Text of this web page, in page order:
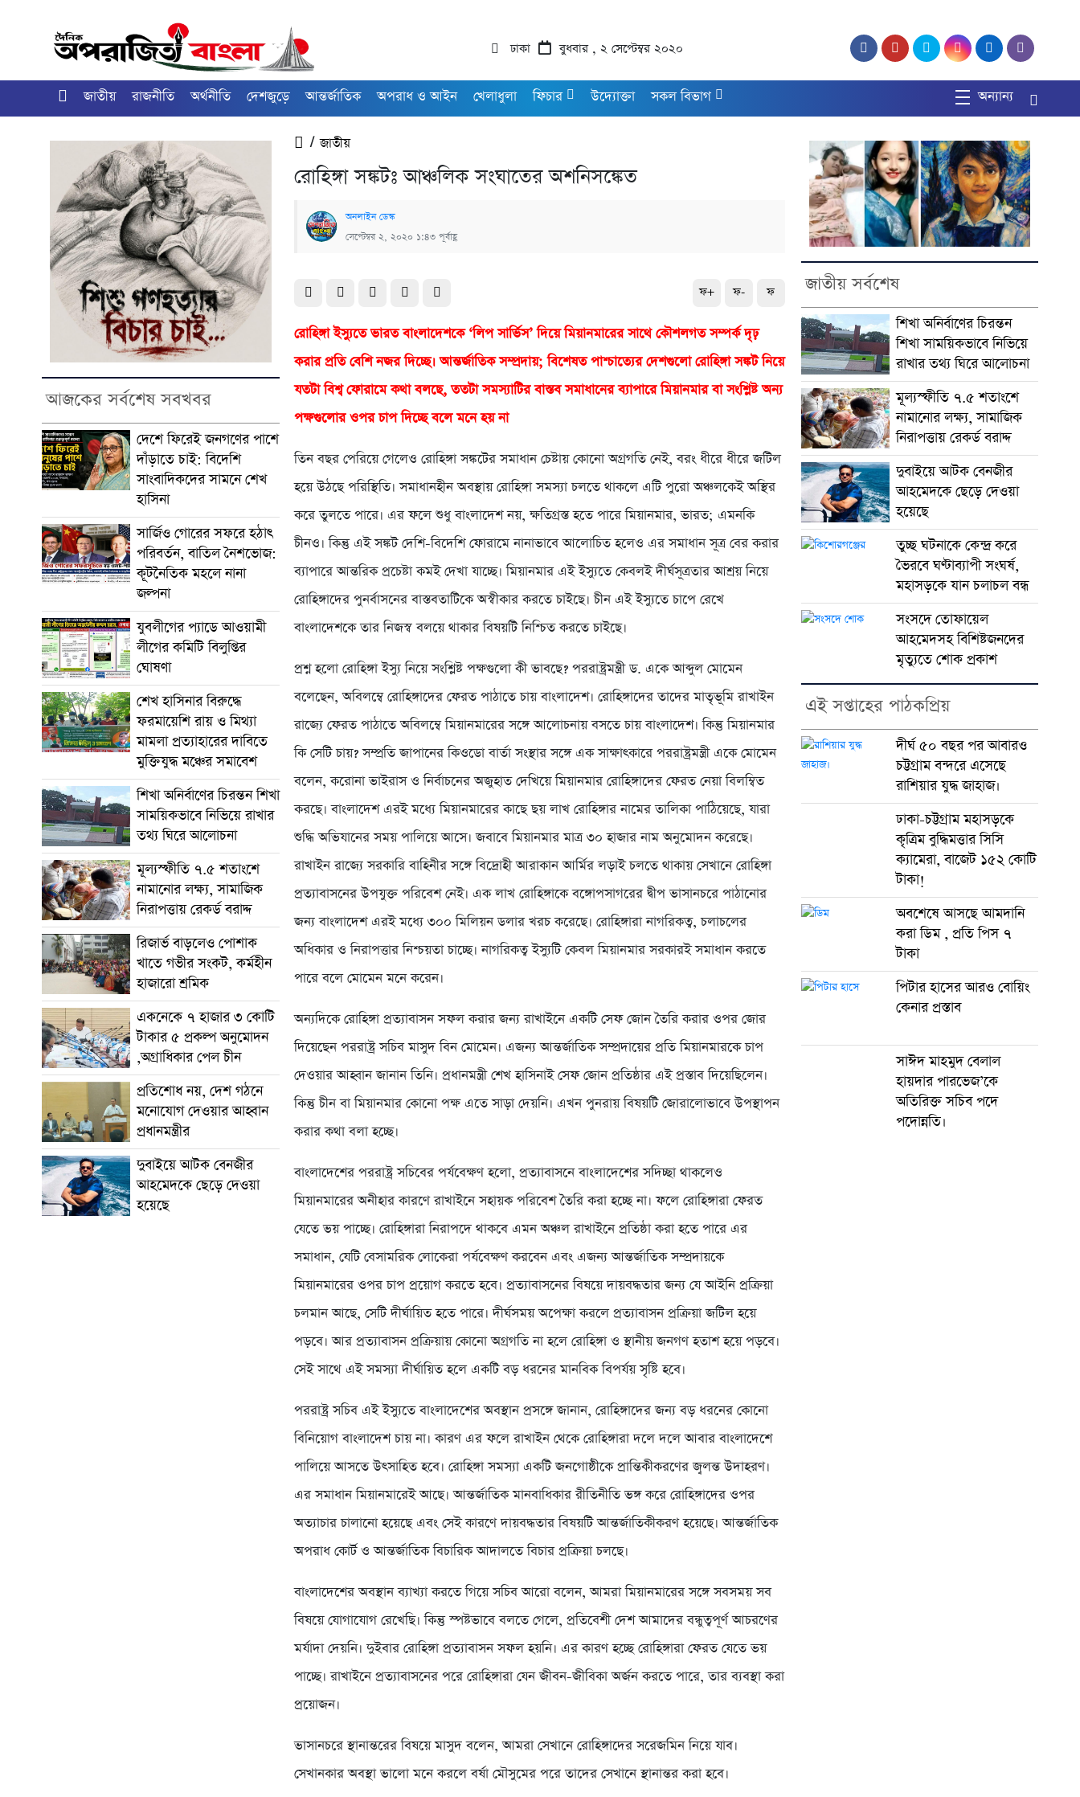
ঢাকা বুধবার , ২ সেপ্টেম্বর ২০২০
জাতীয় রাজনীতি অর্থনীতি দেশজুড়ে আন্তর্জাতিক অপরাধ ও আইন খেলাধুলা ফিচার উদ্যোক্তা সকল বিভাগ অন্যান্য
আজকের সর্বশেষ সবখবর
দেশে ফিরেই জনগণের পাশে
দাঁড়াতে চাই: বিদেশি
সাংবাদিকদের সামনে শেখ
হাসিনা
সার্জিও গোরের সফরে হঠাৎ
পরিবর্তন, বাতিল নৈশভোজ:
কূটনৈতিক মহলে নানা
জল্পনা
যুবলীগের প্যাডে আওয়ামী
লীগের কমিটি বিলুপ্তির
ঘোষণা
শেখ হাসিনার বিরুদ্ধে
ফরমায়েশি রায় ও মিথ্যা
মামলা প্রত্যাহারের দাবিতে
মুক্তিযুদ্ধ মঞ্চের সমাবেশ
শিখা অনির্বাণের চিরন্তন শিখা
সাময়িকভাবে নিভিয়ে রাখার
তথ্য ঘিরে আলোচনা
মূল্যস্ফীতি ৭.৫ শতাংশে
নামানোর লক্ষ্য, সামাজিক
নিরাপত্তায় রেকর্ড বরাদ্দ
রিজার্ভ বাড়লেও পোশাক
খাতে গভীর সংকট, কর্মহীন
হাজারো শ্রমিক
একনেকে ৭ হাজার ৩ কোটি
টাকার ৫ প্রকল্প অনুমোদন
,অগ্রাধিকার পেল চীন
প্রতিশোধ নয়, দেশ গঠনে
মনোযোগ দেওয়ার আহ্বান
প্রধানমন্ত্রীর
দুবাইয়ে আটক বেনজীর
আহমেদকে ছেড়ে দেওয়া
হয়েছে
/জাতীয়
রোহিঙ্গা সঙ্কটঃ আঞ্চলিক সংঘাতের অশনিসঙ্কেত
অনলাইন ডেস্ক
সেপ্টেম্বর ২, ২০২০ ১:৪৩ পূর্বাহ্ণ
ফ+ ফ- ফ
রো‌হিঙ্গা ইস্যু‌তে ভারত বাংলাদেশকে ‘লিপ সার্ভিস’ দিয়ে মিয়ানমারের সাথে কৌশলগত সম্পর্ক দৃঢ়
করার প্রতি বেশি নজর দিচ্ছে। আন্তর্জাতিক সম্প্রদায়; বিশেষত পাশ্চাত্যের দেশগুলো রোহিঙ্গা সঙ্কট নিয়ে
যতটা বিশ্ব ফোরামে কথা বলছে, ততটা সমস্যাটির বাস্তব সমাধানের ব্যাপারে মিয়ানমার বা সংশ্লিষ্ট অন্য
পক্ষগুলোর ওপর চাপ দিচ্ছে বলে মনে হয় না
তিন বছর পেরিয়ে গেলেও রোহিঙ্গা সঙ্কটের সমাধান চেষ্টায় কোনো অগ্রগতি নেই, বরং ধীরে ধীরে জটিল
হয়ে উঠছে পরিস্থিতি। সমাধানহীন অবস্থায় রোহিঙ্গা সমস্যা চলতে থাকলে এটি পুরো অঞ্চলকেই অস্থির
করে তুলতে পারে। এর ফলে শুধু বাংলাদেশ নয়, ক্ষতিগ্রস্ত হতে পারে মিয়ানমার, ভারত; এমনকি
চীনও। কিন্তু এই সঙ্কট দেশি-বিদেশি ফোরামে নানাভাবে আলোচিত হলেও এর সমাধান সূত্র বের করার
ব্যাপারে আন্তরিক প্রচেষ্টা কমই দেখা যাচ্ছে। মিয়ানমার এই ইস্যুতে কেবলই দীর্ঘসূত্রতার আশ্রয় নিয়ে
রোহিঙ্গাদের পুনর্বাসনের বাস্তবতাটিকে অস্বীকার করতে চাইছে। চীন এই ইস্যুতে চাপে রেখে
বাংলাদেশকে তার নিজস্ব বলয়ে থাকার বিষয়টি নিশ্চিত করতে চাইছে।
প্রশ্ন হলো রোহিঙ্গা ইস্যু নিয়ে সংশ্লিষ্ট পক্ষগুলো কী ভাবছে? পররাষ্ট্রমন্ত্রী ড. একে আব্দুল মোমেন
বলেছেন, অবিলম্বে রোহিঙ্গাদের ফেরত পাঠাতে চায় বাংলাদেশ। রোহিঙ্গাদের তাদের মাতৃভূমি রাখাইন
রাজ্যে ফেরত পাঠাতে অবিলম্বে মিয়ানমারের সঙ্গে আলোচনায় বসতে চায় বাংলাদেশ। কিন্তু মিয়ানমার
কি সেটি চায়? সম্প্রতি জাপানের কিওডো বার্তা সংস্থার সঙ্গে এক সাক্ষাৎকারে পররাষ্ট্রমন্ত্রী একে মোমেন
বলেন, করোনা ভাইরাস ও নির্বাচনের অজুহাত দেখিয়ে মিয়ানমার রোহিঙ্গাদের ফেরত নেয়া বিলম্বিত
করছে। বাংলাদেশ এরই মধ্যে মিয়ানমারের কাছে ছয় লাখ রোহিঙ্গার নামের তালিকা পাঠিয়েছে, যারা
শুদ্ধি অভিযানের সময় পালিয়ে আসে। জবাবে মিয়ানমার মাত্র ৩০ হাজার নাম অনুমোদন করেছে।
রাখাইন রাজ্যে সরকারি বাহিনীর সঙ্গে বিদ্রোহী আরাকান আর্মির লড়াই চলতে থাকায় সেখানে রোহিঙ্গা
প্রত্যাবাসনের উপযুক্ত পরিবেশ নেই। এক লাখ রোহিঙ্গাকে বঙ্গোপসাগরের দ্বীপ ভাসানচরে পাঠানোর
জন্য বাংলাদেশ এরই মধ্যে ৩০০ মিলিয়ন ডলার খরচ করেছে। রোহিঙ্গারা নাগরিকত্ব, চলাচলের
অধিকার ও নিরাপত্তার নিশ্চয়তা চাচ্ছে। নাগরিকত্ব ইস্যুটি কেবল মিয়ানমার সরকারই সমাধান করতে
পারে বলে মোমেন মনে করেন।
অন্যদিকে রোহিঙ্গা প্রত্যাবাসন সফল করার জন্য রাখাইনে একটি সেফ জোন তৈরি করার ওপর জোর
দিয়েছেন পররাষ্ট্র সচিব মাসুদ বিন মোমেন। এজন্য আন্তর্জাতিক সম্প্রদায়ের প্রতি মিয়ানমারকে চাপ
দেওয়ার আহ্বান জানান তিনি। প্রধানমন্ত্রী শেখ হাসিনাই সেফ জোন প্রতিষ্ঠার এই প্রস্তাব দিয়েছিলেন।
কিন্তু চীন বা মিয়ানমার কোনো পক্ষ এতে সাড়া দেয়নি। এখন পুনরায় বিষয়টি জোরালোভাবে উপস্থাপন
করার কথা বলা হচ্ছে।
বাংলাদেশের পররাষ্ট্র সচিবের পর্যবেক্ষণ হলো, প্রত্যাবাসনে বাংলাদেশের সদিচ্ছা থাকলেও
মিয়ানমারের অনীহার কারণে রাখাইনে সহায়ক পরিবেশ তৈরি করা হচ্ছে না। ফলে রোহিঙ্গারা ফেরত
যেতে ভয় পাচ্ছে। রোহিঙ্গারা নিরাপদে থাকবে এমন অঞ্চল রাখাইনে প্রতিষ্ঠা করা হতে পারে এর
সমাধান, যেটি বেসামরিক লোকেরা পর্যবেক্ষণ করবেন এবং এজন্য আন্তর্জাতিক সম্প্রদায়কে
মিয়ানমারের ওপর চাপ প্রয়োগ করতে হবে। প্রত্যাবাসনের বিষয়ে দায়বদ্ধতার জন্য যে আইনি প্রক্রিয়া
চলমান আছে, সেটি দীর্ঘায়িত হতে পারে। দীর্ঘসময় অপেক্ষা করলে প্রত্যাবাসন প্রক্রিয়া জটিল হয়ে
পড়বে। আর প্রত্যাবাসন প্রক্রিয়ায় কোনো অগ্রগতি না হলে রোহিঙ্গা ও স্থানীয় জনগণ হতাশ হয়ে পড়বে।
সেই সাথে এই সমস্যা দীর্ঘায়িত হলে একটি বড় ধরনের মানবিক বিপর্যয় সৃষ্টি হবে।
পররাষ্ট্র সচিব এই ইস্যুতে বাংলাদেশের অবস্থান প্রসঙ্গে জানান, রোহিঙ্গাদের জন্য বড় ধরনের কোনো
বিনিয়োগ বাংলাদেশ চায় না। কারণ এর ফলে রাখাইন থেকে রোহিঙ্গারা দলে দলে আবার বাংলাদেশে
পালিয়ে আসতে উৎসাহিত হবে। রোহিঙ্গা সমস্যা একটি জনগোষ্ঠীকে প্রান্তিকীকরণের জ্বলন্ত উদাহরণ।
এর সমাধান মিয়ানমারেই আছে। আন্তর্জাতিক মানবাধিকার রীতিনীতি ভঙ্গ করে রোহিঙ্গাদের ওপর
অত্যাচার চালানো হয়েছে এবং সেই কারণে দায়বদ্ধতার বিষয়টি আন্তর্জাতিকীকরণ হয়েছে। আন্তর্জাতিক
অপরাধ কোর্ট ও আন্তর্জাতিক বিচারিক আদালতে বিচার প্রক্রিয়া চলছে।
বাংলাদেশের অবস্থান ব্যাখ্যা করতে গিয়ে সচিব আরো বলেন, আমরা মিয়ানমারের সঙ্গে সবসময় সব
বিষয়ে যোগাযোগ রেখেছি। কিন্তু স্পষ্টভাবে বলতে গেলে, প্রতিবেশী দেশ আমাদের বন্ধুত্বপূর্ণ আচরণের
মর্যাদা দেয়নি। দুইবার রোহিঙ্গা প্রত্যাবাসন সফল হয়নি। এর কারণ হচ্ছে রোহিঙ্গারা ফেরত যেতে ভয়
পাচ্ছে। রাখাইনে প্রত্যাবাসনের পরে রোহিঙ্গারা যেন জীবন-জীবিকা অর্জন করতে পারে, তার ব্যবস্থা করা
প্রয়োজন।
ভাসানচরে স্থানান্তরের বিষয়ে মাসুদ বলেন, আমরা সেখানে রোহিঙ্গাদের সরেজমিন নিয়ে যাব।
সেখানকার অবস্থা ভালো মনে করলে বর্ষা মৌসুমের পরে তাদের সেখানে স্থানান্তর করা হবে।
জাতীয় সর্বশেষ
শিখা অনির্বাণের চিরন্তন
শিখা সাময়িকভাবে নিভিয়ে
রাখার তথ্য ঘিরে আলোচনা
মূল্যস্ফীতি ৭.৫ শতাংশে
নামানোর লক্ষ্য, সামাজিক
নিরাপত্তায় রেকর্ড বরাদ্দ
দুবাইয়ে আটক বেনজীর
আহমেদকে ছেড়ে দেওয়া
হয়েছে
তুচ্ছ ঘটনাকে কেন্দ্র করে
ভৈরবে ঘণ্টাব্যাপী সংঘর্ষ,
মহাসড়কে যান চলাচল বন্ধ
সংসদে তোফায়েল
আহমেদসহ বিশিষ্টজনদের
মৃত্যুতে শোক প্রকাশ
এই সপ্তাহের পাঠকপ্রিয়
দীর্ঘ ৫০ বছর পর আবারও
চট্টগ্রাম বন্দরে এসেছে
রাশিয়ার যুদ্ধ জাহাজ।
ঢাকা-চট্টগ্রাম মহাসড়কে
কৃত্রিম বুদ্ধিমত্তার সিসি
ক্যামেরা, বাজেট ১৫২ কোটি
টাকা!
অবশেষে আসছে আমদানি
করা ডিম , প্রতি পিস ৭
টাকা
পিটার হাসের আরও বোয়িং
কেনার প্রস্তাব
সাঈদ মাহমুদ বেলাল
হায়দার পারভেজ’‌কে
অতিরিক্ত সচিব পদে
পদোন্নতি।